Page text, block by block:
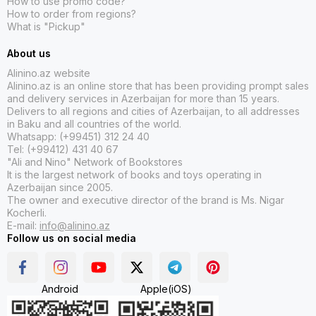
musiqi alətləri ifa etmək, səsinizi ifadə etmək və mövzulara
yeni musiqi yazmaq asudə vaxtlarınızda sizi yaradıcılığa
4. Əl işləri və toxunma sənətləri:
toxuculuqla şəkil işləmək, çömlekçilik və ya başqa el işləri,
toxunma sənətləri asudə vaxtlarınızda səmərəli və yaradıcı
bir fəaliyyət təşkil edir.
5.Əl işləri hazırlamaq: Müxtəlif suvenirlər hazırlamaq, ev
dekorunuzda hansısa yeniliklər etmək hər zaman sevindirir
və rahatladır.
Bu yalnız bir neçə nümunədir və yaradıcılığı təmin etmək
üçün daha bir çox asudə fəaliyyətlər mövcuddur. Önəmlidir
ki, hər bir şəxs öz marağlarına, bacarıqlarına və istəklərinə
uyğun olan yaradıcı fəaliyyətləri seçsin və keyfiyyətli asudə
Alinino.az saytı rəqəmlərlə rəngləmə, almaz qaşlarla tablo,
How to order from regions?
What is "Pickup"
About us
Alinino.az website
Alinino.az is an online store that has been providing prompt sales
and delivery services in Azerbaijan for more than 15 years.
Delivers to all regions and cities of Azerbaijan, to all addresses
in Baku and all countries of the world.
Whatsapp: (+99451) 312 24 40
Tel: (+99412) 431 40 67
"Ali and Nino" Network of Bookstores
It is the largest network of books and toys operating in
Azerbaijan since 2005.
The owner and executive director of the brand is Ms. Nigar
Kocherli.
E-mail: info@alinino.az
Follow us on social media
Android Apple(iOS)